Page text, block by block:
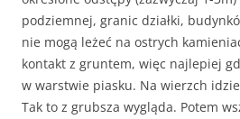
podziemnej, granic działki,
nie mogą leżeć na ostrych
kontakt z gruntem, więc najlepiej
w warstwie piasku. Na wierzch
Tak to z grubsza wygląda. Potem